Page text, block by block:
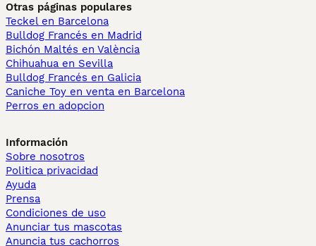
Otras páginas populares
Teckel en Barcelona
Bulldog Francés en Madrid
Bichón Maltés en València
Chihuahua en Sevilla
Bulldog Francés en Galicia
Caniche Toy en venta en Barcelona
Perros en adopcion
Información
Sobre nosotros
Politica privacidad
Ayuda
Prensa
Condiciones de uso
Anunciar tus mascotas
Anuncia tus cachorros